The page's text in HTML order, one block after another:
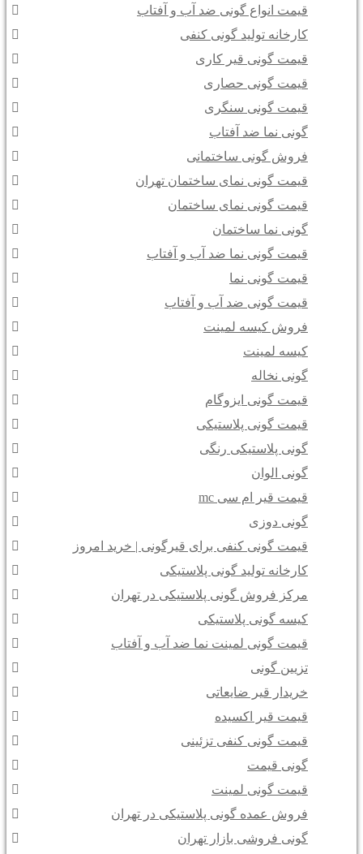
قیمت انواع گونی ضد آب و آفتاب
کارخانه تولید گونی کنفی
قیمت گونی قیر کاری
قیمت گونی حصاری
قیمت گونی سنگری
گونی نما ضد آفتاب
فروش گونی ساختمانی
قیمت گونی نمای ساختمان تهران
قیمت گونی نمای ساختمان
گونی نما ساختمان
قیمت گونی نما ضد آب و آفتاب
قیمت گونی نما
قیمت گونی ضد آب و آفتاب
فروش کیسه لمینت
کیسه لمینت
گونی نخاله
قیمت گونی ایزوگام
قیمت گونی پلاستیکی
گونی پلاستیکی رنگی
گونی الوان
قیمت قیر ام سی mc
گونی دوزی
قیمت گونی کنفی برای قیرگونی | خرید امروز
کارخانه تولید گونی پلاستیکی
مرکز فروش گونی پلاستیکی در تهران
کیسه گونی پلاستیکی
قیمت گونی لمینت نما ضد آب و آفتاب
تزیین گونی
خریدار قیر ضایعاتی
قیمت قیر اکسیده
قیمت گونی کنفی تزئینی
گونی قیمت
قیمت گونی لمینت
فروش عمده گونی پلاستیکی در تهران
گونی فروشی بازار تهران